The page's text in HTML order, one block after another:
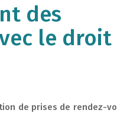
des
le droit
de prises de rendez-